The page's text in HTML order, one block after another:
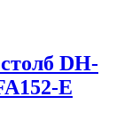
DH-
E